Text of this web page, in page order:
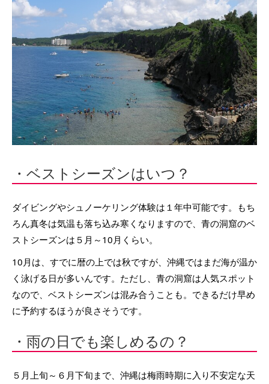
・ベストシーズンはいつ？
ダイビングやシュノーケリング体験は１年中可能です。もち
ろん真冬は気温も落ち込み寒くなりますので、青の洞窟のベ
ストシーズンは５月～10月くらい。
10月は、すでに暦の上では秋ですが、沖縄ではまだ海が温か
く泳げる日が多いんです。ただし、青の洞窟は人気スポット
なので、ベストシーズンは混み合うことも。できるだけ早め
に予約するほうが良さそうです。
・雨の日でも楽しめるの？
５月上旬～６月下旬まで、沖縄は梅雨時期に入り不安定な天